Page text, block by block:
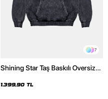
7
Shining Star Taş Baskılı Oversize
Hoodie
1.399,90 TL